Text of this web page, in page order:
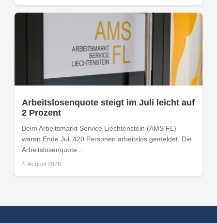
Arbeitslosenquote steigt im Juli leicht auf
2 Prozent
Beim Arbeitsmarkt Service Liechtenstein (AMS FL)
waren Ende Juli 420 Personen arbeitslos gemeldet. Die
Arbeitslosenquote...
4. August 2026